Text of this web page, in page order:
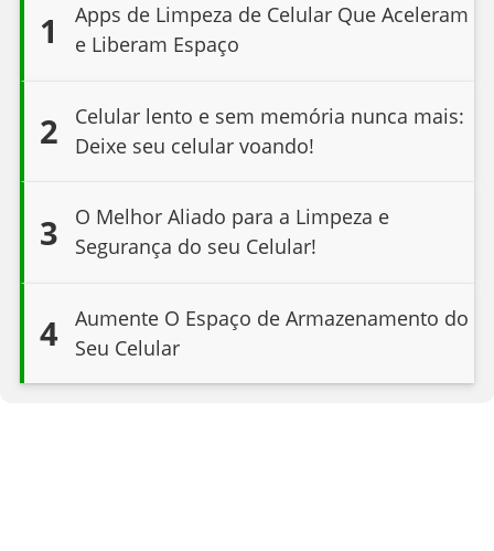
1
Apps de Limpeza de Celular Que Aceleram
e Liberam Espaço
2
Celular lento e sem memória nunca mais:
Deixe seu celular voando!
3
O Melhor Aliado para a Limpeza e
Segurança do seu Celular!
4
Aumente O Espaço de Armazenamento do
Seu Celular